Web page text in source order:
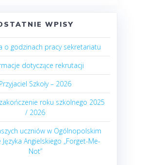
WPISY
o godzinach pracy sekretariatu
dotyczące rekrutacji
Przyjaciel Szkoły – 2026
roku szkolnego 2025
/ 2026
uczniów w Ogólnopolskim
Angielskiego „Forget-Me-
Not”